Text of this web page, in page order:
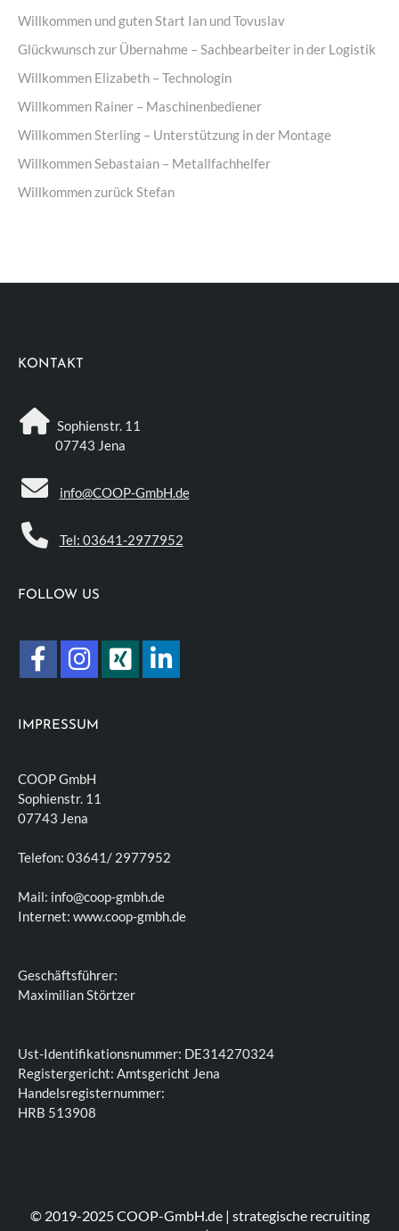
Willkommen und guten Start Ian und Tovuslav
Glückwunsch zur Übernahme – Sachbearbeiter in der Logistik
Willkommen Elizabeth – Technologin
Willkommen Rainer – Maschinenbediener
Willkommen Sterling – Unterstützung in der Montage
Willkommen Sebastaian – Metallfachhelfer
Willkommen zurück Stefan
KONTAKT
Sophienstr. 11
07743 Jena
info@COOP-GmbH.de
Tel: 03641-2977952
FOLLOW US
IMPRESSUM
COOP GmbH
Sophienstr. 11
07743 Jena
Telefon: 03641/ 2977952
Mail: info@coop-gmbh.de
Internet: www.coop-gmbh.de
Geschäftsführer:
Maximilian Störtzer
Ust-Identifikationsnummer: DE314270324
Registergericht: Amtsgericht Jena
Handelsregisternummer:
HRB 513908
© 2019-2025 COOP-GmbH.de | strategische recruiting